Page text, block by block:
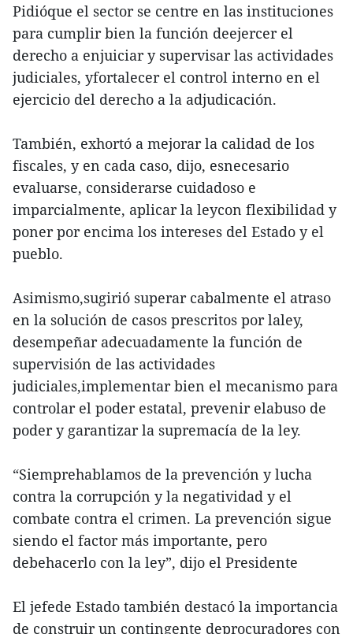
Pidióque el sector se centre en las instituciones
para cumplir bien la función deejercer el
derecho a enjuiciar y supervisar las actividades
judiciales, yfortalecer el control interno en el
ejercicio del derecho a la adjudicación.
También, exhortó a mejorar la calidad de los
fiscales, y en cada caso, dijo, esnecesario
evaluarse, considerarse cuidadoso e
imparcialmente, aplicar la leycon flexibilidad y
poner por encima los intereses del Estado y el
pueblo.
Asimismo,sugirió superar cabalmente el atraso
en la solución de casos prescritos por laley,
desempeñar adecuadamente la función de
supervisión de las actividades
judiciales,implementar bien el mecanismo para
controlar el poder estatal, prevenir elabuso de
poder y garantizar la supremacía de la ley.
“Siemprehablamos de la prevención y lucha
contra la corrupción y la negatividad y el
combate contra el crimen. La prevención sigue
siendo el factor más importante, pero
debehacerlo con la ley”, dijo el Presidente
El jefede Estado también destacó la importancia
de construir un contingente deprocuradores con